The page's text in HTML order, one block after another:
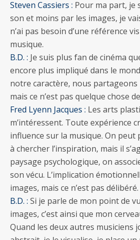
Steven Cassiers : Pour ma part, je
son et moins par les images, je
n’ai pas besoin d’une référence
musique.
B.D. : Je suis plus fan de cinéma
encore plus impliqué dans le
notre caractère, nous partageons
mais ce n’est pas quelque chose
Fred Lyenn Jacques : Les arts
m’intéressent. Toute expérience
influence sur la musique. On peut
à chercher l’inspiration, mais il
paysage psychologique, on
son vécu. L’implication
images, mais ce n’est pas délibéré.
B.D. : Si je parle de mon point de
images, c’est ainsi que mon
Quand les deux autres musiciens